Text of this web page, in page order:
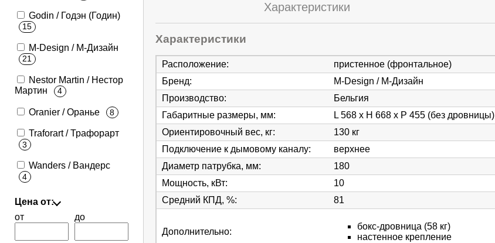
Характеристики
Характеристики
Расположение:
пристенное (фронтальное)
Бренд:
M-Design / М-Дизайн
Производство:
Бельгия
Габаритные размеры, мм:
L 568 x H 668 x P 455 (без дровницы)
Ориентировочный вес, кг:
130 кг
Подключение к дымовому каналу:
верхнее
Диаметр патрубка, мм:
180
Мощность, кВт:
10
Средний КПД, %: 81
Дополнительно:
бокс-дровница (58 кг)
настенное крепление
Godin / Годэн (Годин)
15
M-Design / М-Дизайн
21
Nestor Martin / Нестор
Мартин
4
Oranier / Оранье 8
Traforart / Трафорарт
3
Wanders / Вандерс
4
Цена от:
от
до